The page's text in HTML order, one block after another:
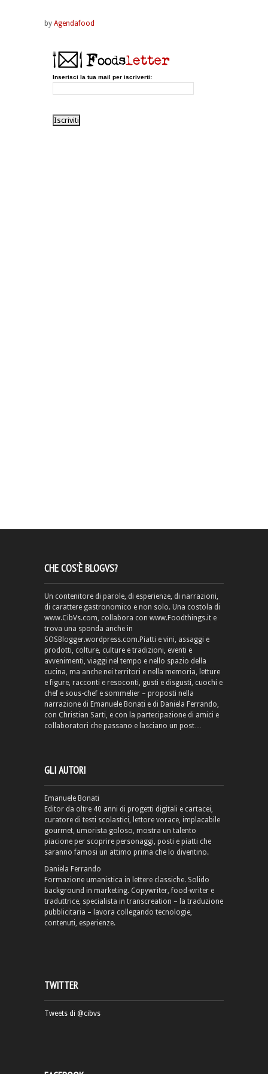
by Agendafood
Inserisci la tua mail per iscriverti:
CHE COS’È BLOGVS?
Un contenitore di parole, di esperienze, di narrazioni,
di carattere gastronomico e non solo. Una costola di
www.CibVs.com, collabora con www.Foodthings.it e
trova una sponda anche in
SOSBlogger.wordpress.com.Piatti e vini, assaggi e
prodotti, colture, culture e tradizioni, eventi e
avvenimenti, viaggi nel tempo e nello spazio della
cucina, ma anche nei territori e nella memoria, letture
e figure, racconti e resoconti, gusti e disgusti, cuochi e
chef e sous-chef e sommelier – proposti nella
narrazione di Emanuele Bonati e di Daniela Ferrando,
con Christian Sarti, e con la partecipazione di amici e
collaboratori che passano e lasciano un post…
GLI AUTORI
Emanuele Bonati
Editor da oltre 40 anni di progetti digitali e cartacei,
curatore di testi scolastici, lettore vorace, implacabile
gourmet, umorista goloso, mostra un talento
piacione per scoprire personaggi, posti e piatti che
saranno famosi un attimo prima che lo diventino.
Daniela Ferrando
Formazione umanistica in lettere classiche. Solido
background in marketing. Copywriter, food-writer e
traduttrice, specialista in transcreation – la traduzione
pubblicitaria – lavora collegando tecnologie,
contenuti, esperienze.
TWITTER
Tweets di @cibvs